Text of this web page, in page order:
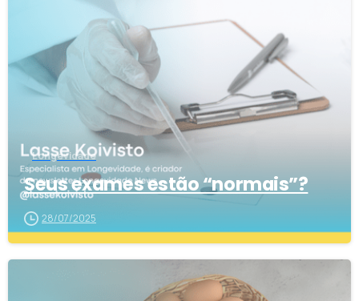
Longevidade
Seus exames estão “normais”?
28/07/2025